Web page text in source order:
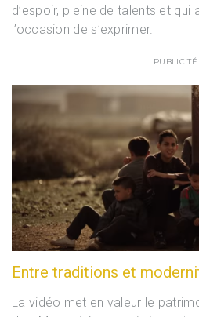
d’espoir, pleine de talents et qui
l’occasion de s’exprimer.
PUBLICITÉ
Entre traditions et
La vidéo met en valeur le